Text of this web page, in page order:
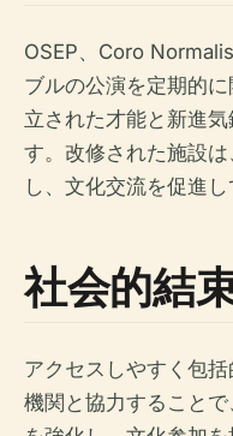
OSEP、Coro
ブルの公演を定期的
立された才能と新進
す。改修された施設
し、文化交流を促進し
社会的結
アクセスしやすく包
機関と協力すること